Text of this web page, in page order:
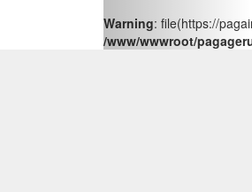
pagakeckoja.org
Warning: file(https://
/www/wwwroot/